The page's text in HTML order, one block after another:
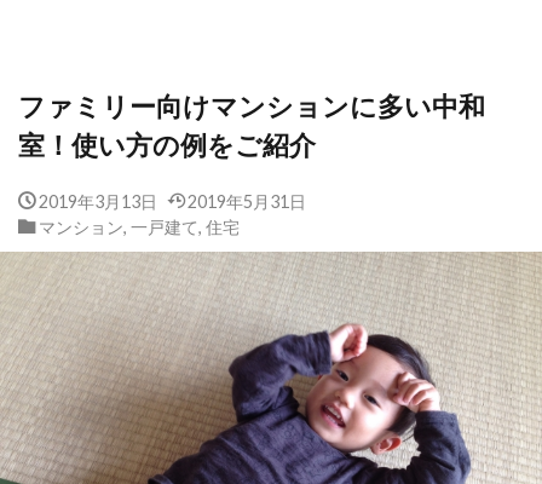
ファミリー向けマンションに多い中和
室！使い方の例をご紹介
2019年3月13日
2019年5月31日
マンション, 一戸建て, 住宅